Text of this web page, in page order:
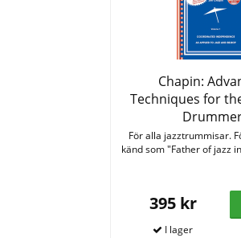
Chapin:
Techniques for
För alla jazztrummisar.
känd som "Father of jazz
395 kr